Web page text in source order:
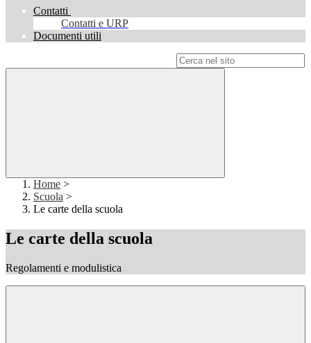
Contatti
Contatti e URP
Documenti utili
Home >
Scuola >
Le carte della scuola
Le carte della scuola
Regolamenti e modulistica